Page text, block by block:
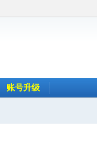
账号升级